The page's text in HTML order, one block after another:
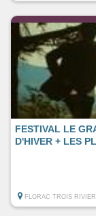
FESTIVAL LE
D'HIVER + LES
FLORAC TROIS